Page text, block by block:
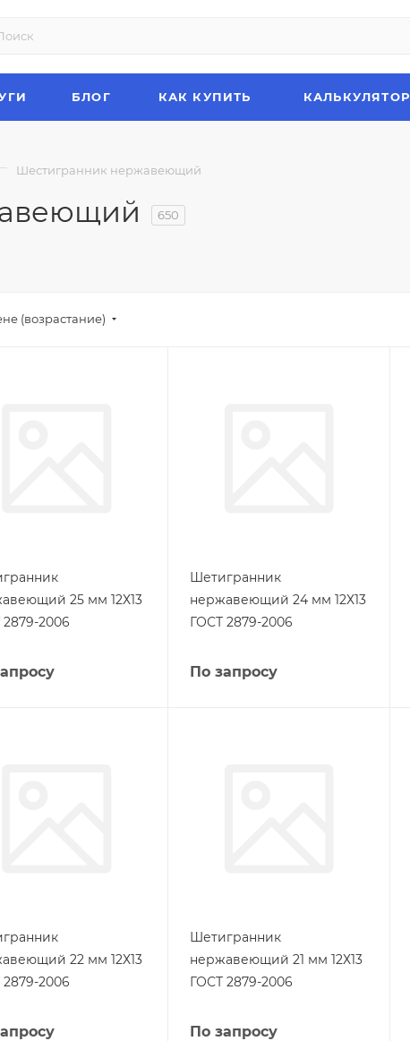
БЛОГ КАК КУПИТЬ КАЛЬКУЛЯТОР
Шестигранник нержавеющий
650
(возрастание)
25 мм 12Х13
2006
Шетигранник
нержавеющий 24 мм 12Х13
ГОСТ 2879-2006
По запросу
22 мм 12Х13
2006
Шетигранник
нержавеющий 21 мм 12Х13
ГОСТ 2879-2006
По запросу